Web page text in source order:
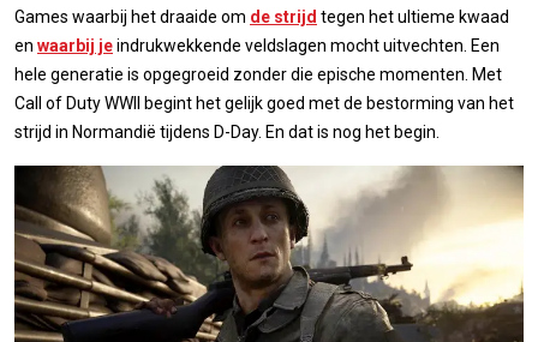
Games waarbij het draaide om de strijd tegen het ultieme kwaad
en waarbij jeindrukwekkende veldslagen mocht uitvechten. Een
hele generatie is opgegroeid zonder die epische momenten. Met
Call of Duty WWII begint het gelijk goed met de bestorming van het
strijd in Normandië tijdens D-Day. En dat is nog het begin.